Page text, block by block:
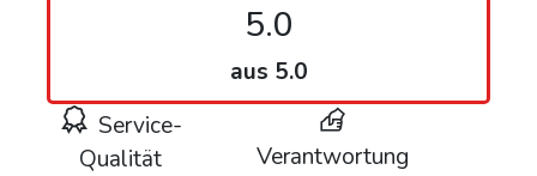
5.0
aus 5.0
Service-
Qualität
Verantwortung